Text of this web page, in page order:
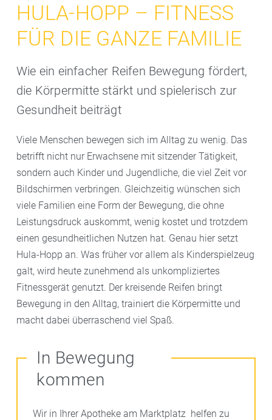
HULA-HOPP – FITNESS
FÜR DIE GANZE FAMILIE
Wie ein einfacher Reifen Bewegung fördert,
die Körpermitte stärkt und spielerisch zur
Gesundheit beiträgt
Viele Menschen bewegen sich im Alltag zu wenig. Das
betrifft nicht nur Erwachsene mit sitzender Tätigkeit,
sondern auch Kinder und Jugendliche, die viel Zeit vor
Bildschirmen verbringen. Gleichzeitig wünschen sich
viele Familien eine Form der Bewegung, die ohne
Leistungsdruck auskommt, wenig kostet und trotzdem
einen gesundheitlichen Nutzen hat. Genau hier setzt
Hula-Hopp an. Was früher vor allem als Kinderspielzeug
galt, wird heute zunehmend als unkompliziertes
Fitnessgerät genutzt. Der kreisende Reifen bringt
Bewegung in den Alltag, trainiert die Körpermitte und
macht dabei überraschend viel Spaß.
In Bewegung
kommen
Wir in Ihrer Apotheke am Marktplatz helfen zu